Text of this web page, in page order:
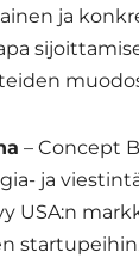
ja
– Concept
ja
USA:n